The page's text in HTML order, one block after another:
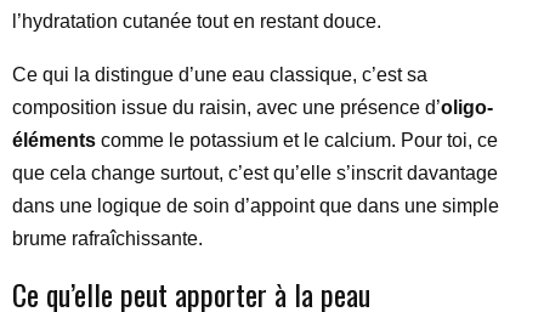
l’hydratation cutanée tout en restant douce.
Ce qui la distingue d’une eau classique, c’est sa
composition issue du raisin, avec une présence d’oligo-
éléments comme le potassium et le calcium. Pour toi, ce
que cela change surtout, c’est qu’elle s’inscrit davantage
dans une logique de soin d’appoint que dans une simple
brume rafraîchissante.
Ce qu’elle peut apporter à la peau